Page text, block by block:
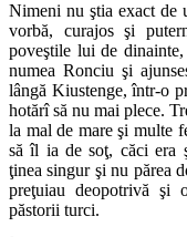
Nimeni nu ştia exact de
vorbă, curajos şi
poveştile lui de
numea Ronciu şi
lângă Kiustenge, într-o
hotărî să nu mai plece.
la mal de mare şi multe
să îl ia de soţ, căci era
ţinea singur şi nu părea
preţuiau deopotrivă şi
păstorii turci.